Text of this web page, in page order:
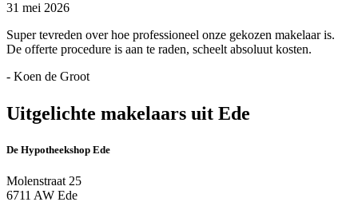
31 mei 2026
Super tevreden over hoe professioneel onze gekozen makelaar is.
De offerte procedure is aan te raden, scheelt absoluut kosten.
- Koen de Groot
Uitgelichte makelaars uit Ede
De Hypotheekshop Ede
Molenstraat 25
6711 AW Ede